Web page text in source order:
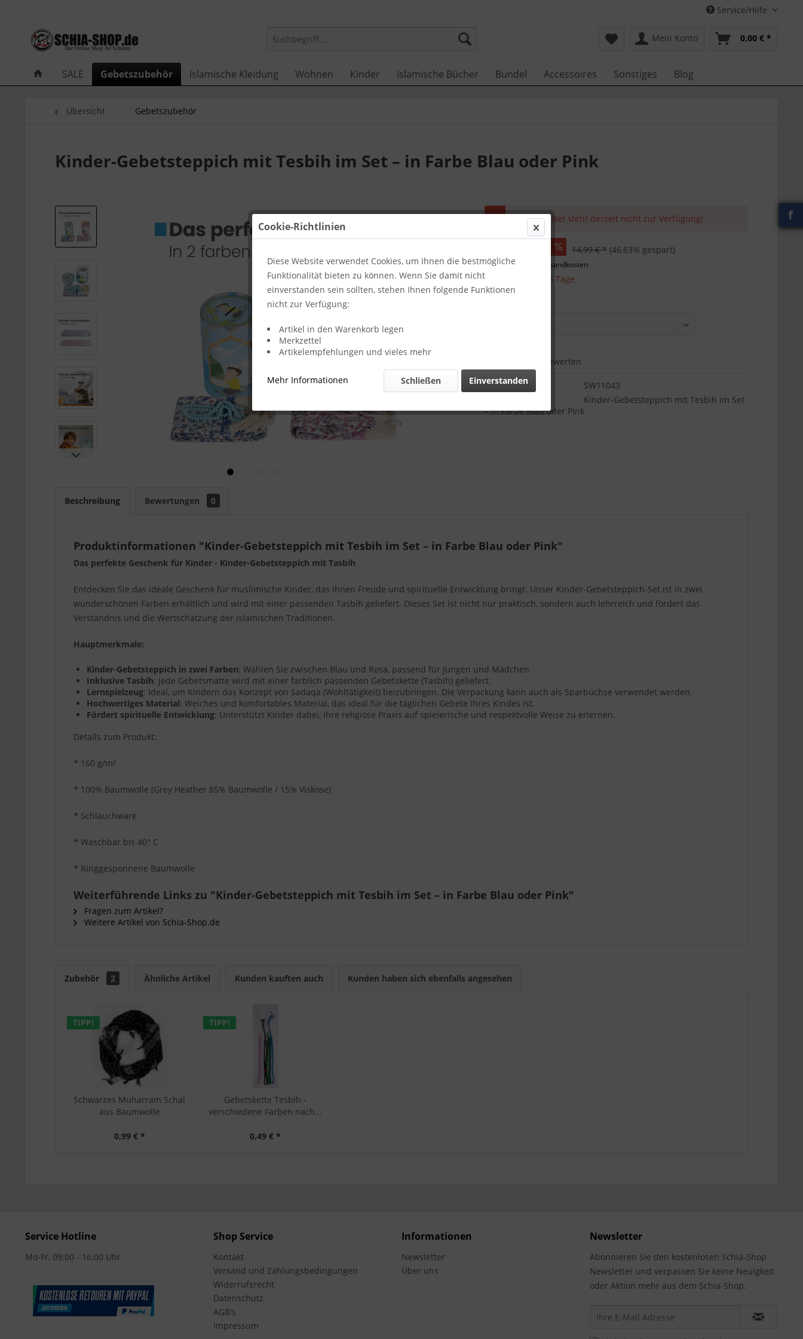
Service/Hilfe
Mein Konto 0,00 € *
SALE Gebetszubehör Islamische Kleidung Wohnen Kinder Islamische Bücher Bundel Accessoires Sonstiges Blog
Übersicht Gebetszubehör
Kinder-Gebetsteppich mit Tesbih im Set – in Farbe Blau oder Pink
Dieser Artikel steht derzeit nicht zur Verfügung!
8,00 € * 14,99 € * (46,63% gespart)
inkl. MwSt. zzgl. Versandkosten
Lieferzeit ca. 5 Tage
Bewerten
Artikel-Nr.:
SW11043
Kinder-Gebetsteppich mit Tesbih im Set
– in Farbe Blau oder Pink
Beschreibung Bewertungen 0
Produktinformationen "Kinder-Gebetsteppich mit Tesbih im Set – in Farbe Blau oder Pink"
Das perfekte Geschenk für Kinder - Kinder-Gebetsteppich mit Tasbih
Entdecken Sie das ideale Geschenk für muslimische Kinder, das ihnen Freude und spirituelle Entwicklung bringt. Unser Kinder-Gebetsteppich-Set ist in zwei
wunderschönen Farben erhältlich und wird mit einer passenden Tasbih geliefert. Dieses Set ist nicht nur praktisch, sondern auch lehrreich und fördert das
Verständnis und die Wertschätzung der islamischen Traditionen.
Hauptmerkmale:
Kinder-Gebetsteppich in zwei Farben: Wählen Sie zwischen Blau und Rosa, passend für Jungen und Mädchen.
Inklusive Tasbih: Jede Gebetsmatte wird mit einer farblich passenden Gebetskette (Tasbih) geliefert.
Lernspielzeug: Ideal, um Kindern das Konzept von Sadaqa (Wohltätigkeit) beizubringen. Die Verpackung kann auch als Sparbüchse verwendet werden.
Hochwertiges Material: Weiches und komfortables Material, das ideal für die täglichen Gebete Ihres Kindes ist.
Fördert spirituelle Entwicklung: Unterstützt Kinder dabei, ihre religiöse Praxis auf spielerische und respektvolle Weise zu erlernen.
Details zum Produkt:
* 160 g/m²
* 100% Baumwolle (Grey Heather 85% Baumwolle / 15% Viskose)
* Schlauchware
* Waschbar bis 40° C
* Ringgesponnene Baumwolle
Weiterführende Links zu "Kinder-Gebetsteppich mit Tesbih im Set – in Farbe Blau oder Pink"
Fragen zum Artikel?
Weitere Artikel von Schia-Shop.de
Zubehör 2 Ähnliche Artikel Kunden kauften auch Kunden haben sich ebenfalls angesehen
TIPP!
Schwarzes Muharram Schal
aus Baumwolle
0,99 € *
TIPP!
Gebetskette Tesbih -
verschiedene Farben nach...
0,49 € *
Service Hotline
Mo-Fr, 09:00 - 16:00 Uhr
Shop Service
Kontakt
Versand und Zahlungsbedingungen
Widerrufsrecht
Datenschutz
AGB's
Impressum
Informationen
Newsletter
Über uns
Newsletter
Abonnieren Sie den kostenlosen Schia-Shop
Newsletter und verpassen Sie keine Neuigkeit
oder Aktion mehr aus dem Schia-Shop.
f
Cookie-Richtlinien
Diese Website verwendet Cookies, um Ihnen die bestmögliche
Funktionalität bieten zu können. Wenn Sie damit nicht
einverstanden sein sollten, stehen Ihnen folgende Funktionen
nicht zur Verfügung:
Artikel in den Warenkorb legen
Merkzettel
Artikelempfehlungen und vieles mehr
Mehr Informationen Einverstanden
Schließen